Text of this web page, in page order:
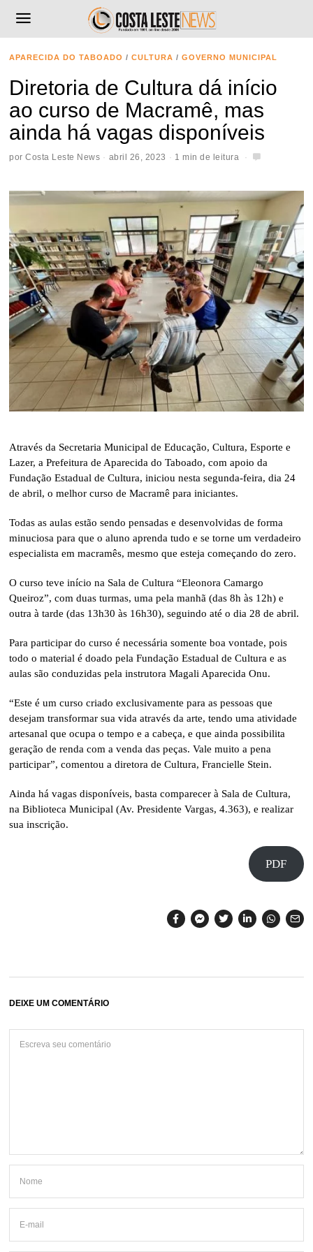
APARECIDA DO TABOADO / CULTURA / GOVERNO MUNICIPAL
Diretoria de Cultura dá início
ao curso de Macramê, mas
ainda há vagas disponíveis
porCosta Leste News abril 26, 2023 1 min de leitura
Através da Secretaria Municipal de Educação, Cultura, Esporte e
Lazer, a Prefeitura de Aparecida do Taboado, com apoio da
Fundação Estadual de Cultura, iniciou nesta segunda-feira, dia 24
de abril, o melhor curso de Macramê para iniciantes.
Todas as aulas estão sendo pensadas e desenvolvidas de forma
minuciosa para que o aluno aprenda tudo e se torne um verdadeiro
especialista em macramês, mesmo que esteja começando do zero.
O curso teve início na Sala de Cultura “Eleonora Camargo
Queiroz”, com duas turmas, uma pela manhã (das 8h às 12h) e
outra à tarde (das 13h30 às 16h30), seguindo até o dia 28 de abril.
Para participar do curso é necessária somente boa vontade, pois
todo o material é doado pela Fundação Estadual de Cultura e as
aulas são conduzidas pela instrutora Magali Aparecida Onu.
“Este é um curso criado exclusivamente para as pessoas que
desejam transformar sua vida através da arte, tendo uma atividade
artesanal que ocupa o tempo e a cabeça, e que ainda possibilita
geração de renda com a venda das peças. Vale muito a pena
participar”, comentou a diretora de Cultura, Francielle Stein.
Ainda há vagas disponíveis, basta comparecer à Sala de Cultura,
na Biblioteca Municipal (Av. Presidente Vargas, 4.363), e realizar
sua inscrição.
PDF
DEIXE UM COMENTÁRIO